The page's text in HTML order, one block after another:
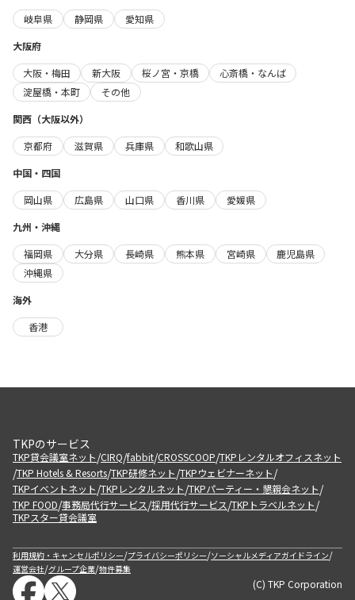
岐阜県
静岡県
愛知県
大阪府
大阪・梅田
新大阪 桜ノ宮・京橋
心斎橋・なんば
淀屋橋・本町
その他
関西（大阪以外）
京都府
滋賀県 兵庫県
和歌山県
中国・四国
岡山県
広島県 山口県 香川県
愛媛県
九州・沖縄
福岡県
大分県 長崎県 熊本県 宮崎県
鹿児島県
沖縄県
海外
香港
TKPのサービス
TKP貸会議室ネット/CIRQ/fabbit/CROSSCOOP/TKPレンタルオフィスネット
/TKP Hotels & Resorts/TKP研修ネット/TKPウェビナーネット/
TKPイベントネット/TKPレンタルネット/TKPパーティー・懇親会ネット/
TKP FOOD/事務局代行サービス/採用代行サービス/TKPトラベルネット/
TKPスター貸会議室
利用規約・キャンセルポリシー/プライバシーポリシー/ソーシャルメディアガイドライン/
運営会社/グループ企業/物件募集
(C) TKP Corporation